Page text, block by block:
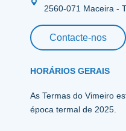
2560-071 Maceira -
Contacte-nos
HORÁRIOS GERAIS
As Termas do Vimeiro
época termal de 2025.